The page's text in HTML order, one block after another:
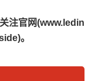
注官网(www.ledin
。